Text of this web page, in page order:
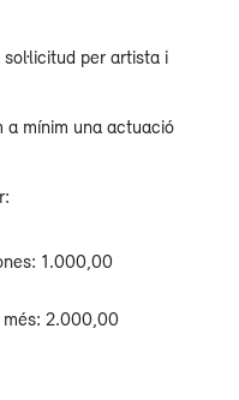
per artista i
a mínim una actuació
1.000,00
més: 2.000,00